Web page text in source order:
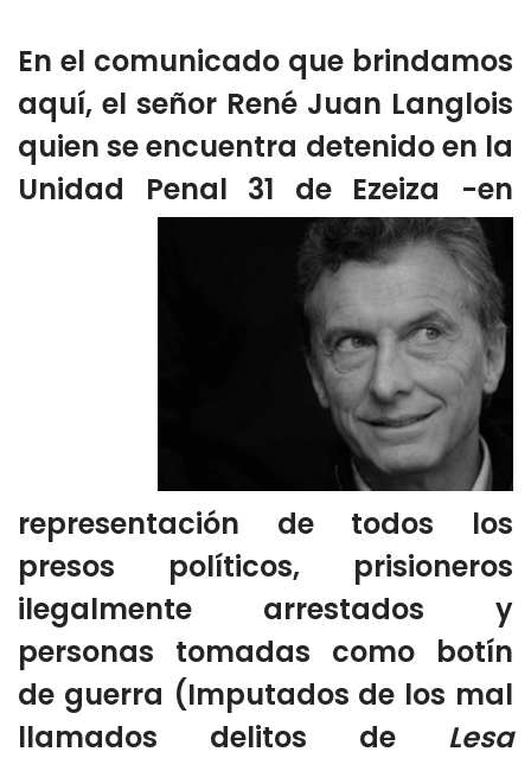
En el comunicado que brindamos
aquí, el señor René Juan Langlois
quien se encuentra detenido en la
Unidad Penal 31 de Ezeiza -en
representación de todos los
presos políticos, prisioneros
ilegalmente arrestados y
personas tomadas como botín
de guerra (Imputados de los mal
llamados delitos de Lesa